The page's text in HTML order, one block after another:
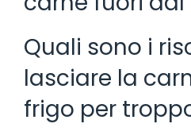
Quali sono i
lasciare la
frigo per